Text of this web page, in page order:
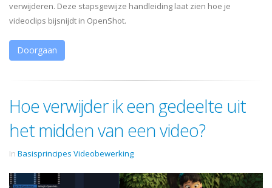
verwijderen. Deze stapsgewijze handleiding laat zien hoe je
videoclips bijsnijdt in OpenShot.
Doorgaan
Hoe verwijder ik een gedeelte uit
het midden van een video?
In Basisprincipes Videobewerking